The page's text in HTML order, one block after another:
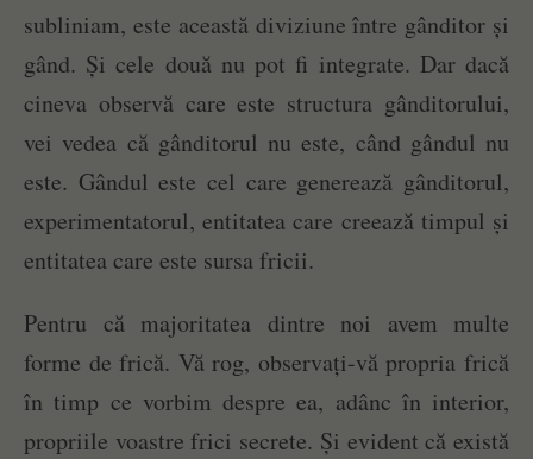
subliniam, este această diviziune între gânditor și
gând. Și cele două nu pot fi integrate. Dar dacă
cineva observă care este structura gânditorului,
vei vedea că gânditorul nu este, când gândul nu
este. Gândul este cel care generează gânditorul,
experimentatorul, entitatea care creează timpul și
entitatea care este sursa fricii.
Pentru că majoritatea dintre noi avem multe
forme de frică. Vă rog, observați-vă propria frică
în timp ce vorbim despre ea, adânc în interior,
propriile voastre frici secrete. Și evident că există